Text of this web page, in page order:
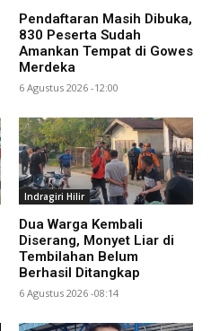
Pendaftaran Masih Dibuka,
830 Peserta Sudah
Amankan Tempat di Gowes
Merdeka
6 Agustus 2026 -12:00
Indragiri Hilir
Dua Warga Kembali
Diserang, Monyet Liar di
Tembilahan Belum
Berhasil Ditangkap
6 Agustus 2026 -08:14